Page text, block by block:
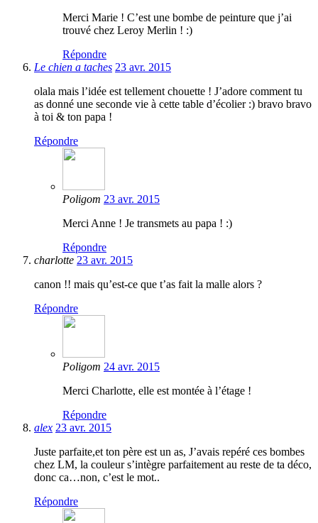
Merci Marie ! C’est une bombe de peinture que j’ai
trouvé chez Leroy Merlin ! :)
Répondre
Le chien a taches 23 avr. 2015
olala mais l’idée est tellement chouette ! J’adore comment tu
as donné une seconde vie à cette table d’écolier :) bravo bravo
à toi & ton papa !
Répondre
Poligom 23 avr. 2015
Merci Anne ! Je transmets au papa ! :)
Répondre
charlotte 23 avr. 2015
canon !! mais qu’est-ce que t’as fait la malle alors ?
Répondre
Poligom 24 avr. 2015
Merci Charlotte, elle est montée à l’étage !
Répondre
alex 23 avr. 2015
Juste parfaite,et ton père est un as, J’avais repéré ces bombes
chez LM, la couleur s’intègre parfaitement au reste de ta déco,
donc ca…non, c’est le mot..
Répondre